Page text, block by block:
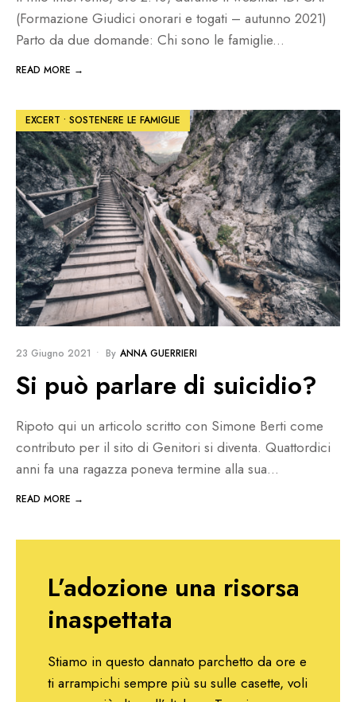
(Formazione Giudici onorari e togati – autunno 2021)
Parto da due domande: Chi sono le famiglie...
READ MORE →
EXCERT • SOSTENERE LE FAMIGLIE
23 Giugno 2021 • By ANNA GUERRIERI
Si può parlare di suicidio?
Ripoto qui un articolo scritto con Simone Berti come
contributo per il sito di Genitori si diventa. Quattordici
anni fa una ragazza poneva termine alla sua...
READ MORE →
L’adozione una risorsa
inaspettata
Stiamo in questo dannato parchetto da ore e
ti arrampichi sempre più su sulle casette, voli